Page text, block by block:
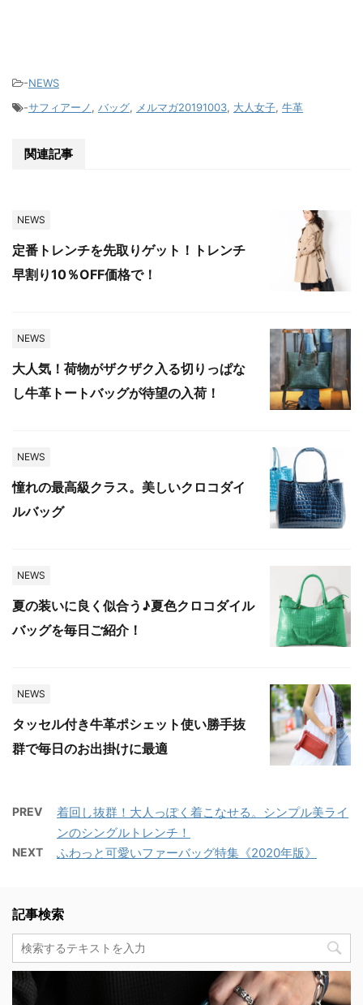
-NEWS
-サフィアーノ, バッグ, メルマガ20191003, 大人女子, 牛革
関連記事
NEWS
定番トレンチを先取りゲット！トレンチ
早割り10％OFF価格で！
NEWS
大人気！荷物がザクザク入る切りっぱな
し牛革トートバッグが待望の入荷！
NEWS
憧れの最高級クラス。美しいクロコダイ
ルバッグ
NEWS
夏の装いに良く似合う♪夏色クロコダイル
バッグを毎日ご紹介！
NEWS
タッセル付き牛革ポシェット使い勝手抜
群で毎日のお出掛けに最適
PREV
着回し抜群！大人っぽく着こなせる。シンプル美ライ
ンのシングルトレンチ！
NEXT ふわっと可愛いファーバッグ特集《2020年版》
記事検索